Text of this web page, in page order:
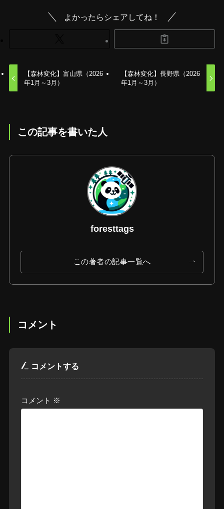
よかったらシェアしてね！
【森林変化】富山県（2026
年1月～3月）
【森林変化】長野県（2026
年1月～3月）
この記事を書いた人
foresttags
この著者の記事一覧へ
コメント
コメントする
コメント ※